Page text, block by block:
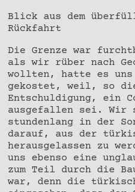
Blick aus dem
Rückfahrt
Die Grenze war
als wir rüber nach
wollten, hatte es uns
gekostet, weil, so
Entschuldigung, ein
ausgefallen sei. Wir
stundenlang in der
darauf, aus der
herausgelassen zu
uns ebenso eine
zum Teil durch die
war, denn die